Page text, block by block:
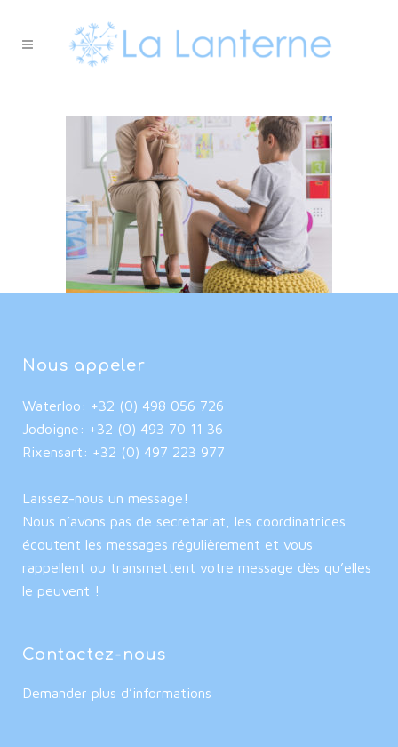
Nous appeler
Waterloo: +32 (0) 498 056 726
Jodoigne: +32 (0) 493 70 11 36
Rixensart: +32 (0) 497 223 977
Laissez-nous un message!
Nous n’avons pas de secrétariat, les coordinatrices
écoutent les messages régulièrement et vous
rappellent ou transmettent votre message dès qu’elles
le peuvent !
Contactez-nous
Demander plus d’informations